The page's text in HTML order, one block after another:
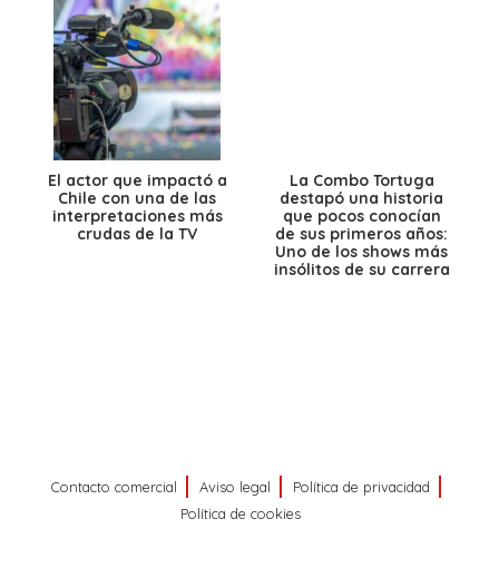
El actor que impactó a
Chile con una de las
interpretaciones más
crudas de la TV
La Combo Tortuga
destapó una historia
que pocos conocían
de sus primeros años:
Uno de los shows más
insólitos de su carrera
Contacto comercial Aviso legal
Política de privacidad
Política de cookies